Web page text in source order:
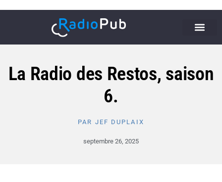
La Radio des Restos, saison
6.
PAR JEF DUPLAIX
septembre 26, 2025